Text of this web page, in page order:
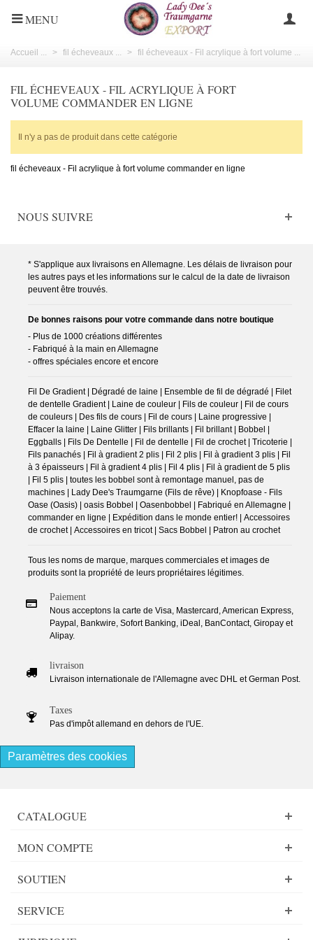
MENU
Accueil ... > fil écheveaux ... > fil écheveaux - Fil acrylique à fort volume ...
FIL ÉCHEVEAUX - FIL ACRYLIQUE À FORT
VOLUME COMMANDER EN LIGNE
Il n'y a pas de produit dans cette catégorie
fil écheveaux - Fil acrylique à fort volume commander en ligne
NOUS SUIVRE
* S'applique aux livraisons en Allemagne. Les délais de livraison pour
les autres pays et les informations sur le calcul de la date de livraison
peuvent être trouvés.
De bonnes raisons pour votre commande dans notre boutique
- Plus de 1000 créations différentes
- Fabriqué à la main en Allemagne
- offres spéciales encore et encore
Fil De Gradient | Dégradé de laine | Ensemble de fil de dégradé | Filet
de dentelle Gradient | Laine de couleur | Fils de couleur | Fil de cours
de couleurs | Des fils de cours | Fil de cours | Laine progressive |
Effacer la laine | Laine Glitter | Fils brillants | Fil brillant | Bobbel |
Eggballs | Fils De Dentelle | Fil de dentelle | Fil de crochet | Tricoterie |
Fils panachés | Fil à gradient 2 plis | Fil 2 plis | Fil à gradient 3 plis | Fil
à 3 épaisseurs | Fil à gradient 4 plis | Fil 4 plis | Fil à gradient de 5 plis
| Fil 5 plis | toutes les bobbel sont à remontage manuel, pas de
machines | Lady Dee's Traumgarne (Fils de rêve) | Knopfoase - Fils
Oase (Oasis) | oasis Bobbel | Oasenbobbel | Fabriqué en Allemagne |
commander en ligne | Expédition dans le monde entier! | Accessoires
de crochet | Accessoires en tricot | Sacs Bobbel | Patron au crochet
Tous les noms de marque, marques commerciales et images de
produits sont la propriété de leurs propriétaires légitimes.
Paiement
Nous acceptons la carte de Visa, Mastercard, American Express,
Paypal, Bankwire, Sofort Banking, iDeal, BanContact, Giropay et
Alipay.
livraison
Livraison internationale de l'Allemagne avec DHL et German Post.
Taxes
Pas d'impôt allemand en dehors de l'UE.
Paramètres des cookies
CATALOGUE
MON COMPTE
SOUTIEN
SERVICE